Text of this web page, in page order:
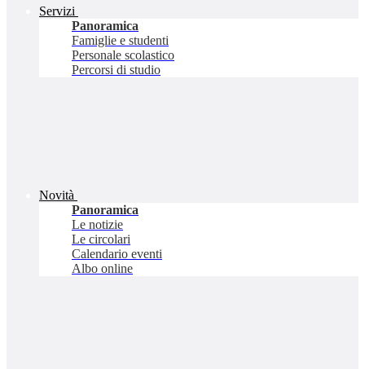
Servizi
Panoramica
Famiglie e studenti
Personale scolastico
Percorsi di studio
Novità
Panoramica
Le notizie
Le circolari
Calendario eventi
Albo online